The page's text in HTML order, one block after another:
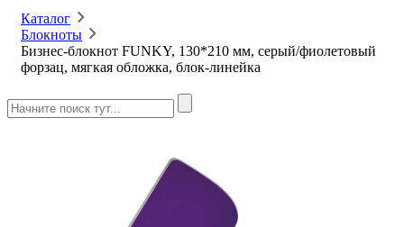
Каталог
Блокноты
Бизнес-блокнот FUNKY, 130*210 мм, серый/фиолетовый
форзац, мягкая обложка, блок-линейка